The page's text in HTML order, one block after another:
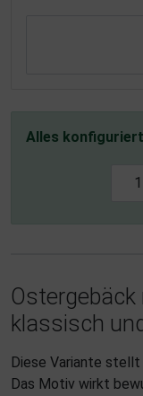
Alles
Ostergebäck
klassisch
Diese Variante
Das Motiv wirkt